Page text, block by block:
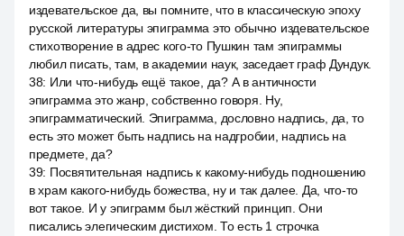
издевательское да, вы помните, что в классическую эпоху
русской литературы эпиграмма это обычно издевательское
стихотворение в адрес кого-то Пушкин там эпиграммы
любил писать, там, в академии наук, заседает граф Дундук.
38: Или что-нибудь ещё такое, да? А в античности
эпиграмма это жанр, собственно говоря. Ну,
эпиграмматический. Эпиграмма, дословно надпись, да, то
есть это может быть надпись на надгробии, надпись на
предмете, да?
39: Посвятительная надпись к какому-нибудь подношению
в храм какого-нибудь божества, ну и так далее. Да, что-то
вот такое. И у эпиграмм был жёсткий принцип. Они
писались элегическим дистихом. То есть 1 строчка